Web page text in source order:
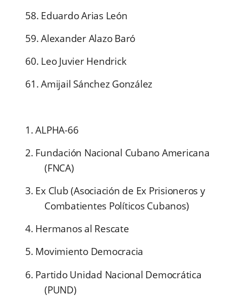
58. Eduardo Arias León
59. Alexander Alazo Baró
60. Leo Juvier Hendrick
61. Amijail Sánchez González
1. ALPHA-66
2. Fundación Nacional Cubano Americana
(FNCA)
3. Ex Club (Asociación de Ex Prisioneros y
Combatientes Políticos Cubanos)
4. Hermanos al Rescate
5. Movimiento Democracia
6. Partido Unidad Nacional Democrática
(PUND)